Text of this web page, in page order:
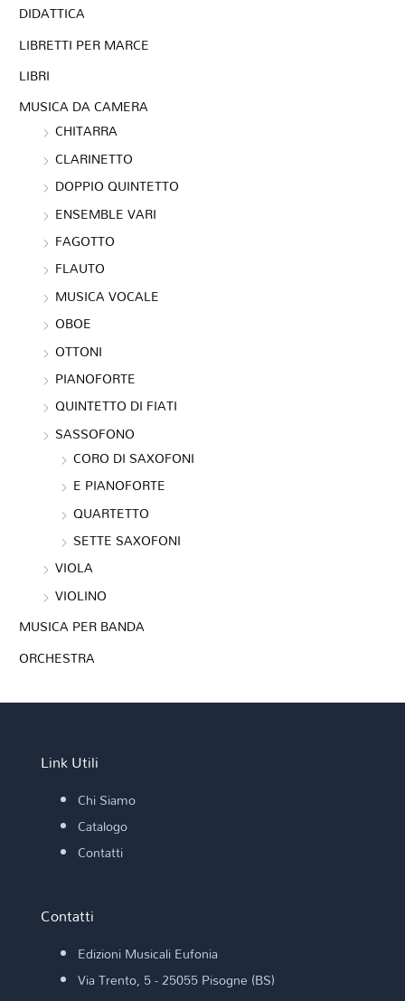
DIDATTICA
LIBRETTI PER MARCE
LIBRI
MUSICA DA CAMERA
CHITARRA
CLARINETTO
DOPPIO QUINTETTO
ENSEMBLE VARI
FAGOTTO
FLAUTO
MUSICA VOCALE
OBOE
OTTONI
PIANOFORTE
QUINTETTO DI FIATI
SASSOFONO
CORO DI SAXOFONI
E PIANOFORTE
QUARTETTO
SETTE SAXOFONI
VIOLA
VIOLINO
MUSICA PER BANDA
ORCHESTRA
Link Utili
Chi Siamo
Catalogo
Contatti
Contatti
Edizioni Musicali Eufonia
Via Trento, 5 - 25055 Pisogne (BS)